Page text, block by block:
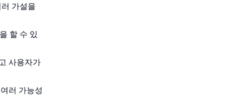
가설을
할 수 있
사용자가
러 가능성